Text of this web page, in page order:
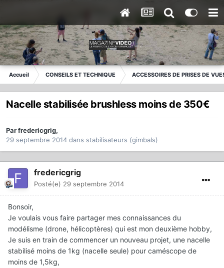
Accueil CONSEILS ET TECHNIQUE ACCESSOIRES DE PRISES DE
Nacelle stabilisée brushless moins de 350€
Parfredericgrig,
29 septembre 2014 dans stabilisateurs (gimbals)
fredericgrig
Posté(e) 29 septembre 2014
Bonsoir,
Je voulais vous faire partager mes connaissances du
modélisme (drone, hélicoptères) qui est mon deuxième hobby,
Je suis en train de commencer un nouveau projet, une nacelle
stabilisé moins de 1kg (nacelle seule) pour caméscope de
moins de 1,5kg,